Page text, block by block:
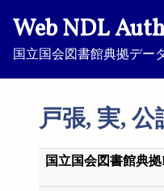
Web NDL
国立国会図書館典拠デー
戸張, 実,
国立国会図書館典